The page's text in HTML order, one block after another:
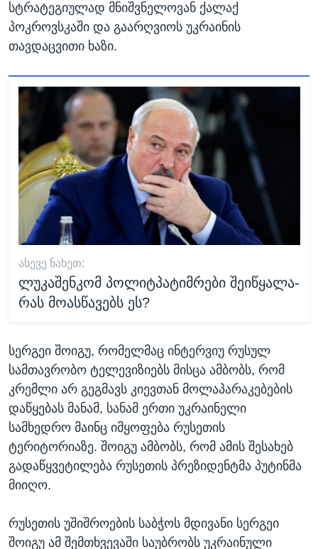
სტრატეგიულად მნიშვნელოვან ქალაქ
პოკროვსკაში და გაარღვიოს უკრაინის
თავდაცვითი ხაზი.
ᲐᲡᲔᲕᲔ ᲜᲐᲮᲔᲗ:
ლუკაშენკომ პოლიტპატიმრები შეიწყალა-
რას მოასწავებს ეს?
სერგეი შოიგუ, რომელმაც ინტერვიუ რუსულ
სამთავრობო ტელევიზიებს მისცა ამბობს, რომ
კრემლი არ გეგმავს კიევთან მოლაპარაკებების
დაწყებას მანამ, სანამ ერთი უკრაინელი
სამხედრო მაინც იმყოფება რუსეთის
ტერიტორიაზე. შოიგუ ამბობს, რომ ამის შესახებ
გადაწყვეტილება რუსეთის პრეზიდენტმა პუტინმა
მიიღო.
რუსეთის უშიშროების საბჭოს მდივანი სერგეი
შოიგუ ამ შემთხვევაში საუბრობს უკრაინული